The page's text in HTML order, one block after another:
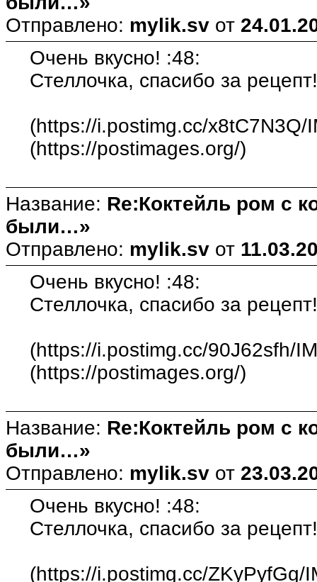
Отправлено: mylik.sv от
Очень вкусно! :48:
Стеллочка, спасибо за
(https://i.postimg.cc/x8tC7N3Q/
(https://postimages.org/)
Название: Re:Коктейль ром с
были…»
Отправлено: mylik.sv от
Очень вкусно! :48:
Стеллочка, спасибо за
(https://i.postimg.cc/90J62sfh/
(https://postimages.org/)
Название: Re:Коктейль ром с
были…»
Отправлено: mylik.sv от
Очень вкусно! :48:
Стеллочка, спасибо за
(https://i.postimg.cc/ZKyPyfGg/